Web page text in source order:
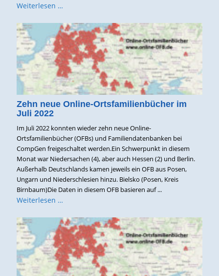
Weiterlesen …
Zehn neue Online-Ortsfamilienbücher im
Juli 2022
Im Juli 2022 konnten wieder zehn neue Online-
Ortsfamilienbücher (OFBs) und Familiendatenbanken bei
CompGen freigeschaltet werden.Ein Schwerpunkt in diesem
Monat war Niedersachen (4), aber auch Hessen (2) und Berlin.
Außerhalb Deutschlands kamen jeweils ein OFB aus Posen,
Ungarn und Niederschlesien hinzu. Bielsko (Posen, Kreis
Birnbaum)Die Daten in diesem OFB basieren auf ...
Weiterlesen …